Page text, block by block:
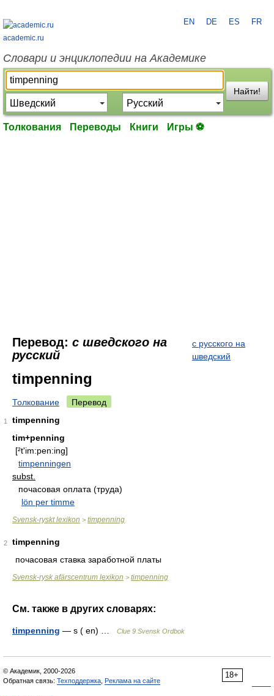
academic.ru
EN DE ES FR
Словари и энциклопедии на Академике
Найти!
Толкования Переводы Книги Игры ⚽
Перевод: с шведского на
русский
с русского на
шведский
timpenning
Толкование Перевод
1
timpenning
tim+penning
[²t'im:pen:ing]
timpenningen
subst.
почасовая оплата (труда)
lön per timme
Svensk-ryskt lexikon > timpenning
2
timpenning
почасовая ставка заработной платы
Svensk-rysk afärscentrum lexikon > timpenning
См. также в других словарях:
timpenning — s ( en) … Clue 9 Svensk Ordbok
18+
© Академик, 2000-2026
Обратная связь: Техподдержка Реклама на сайте